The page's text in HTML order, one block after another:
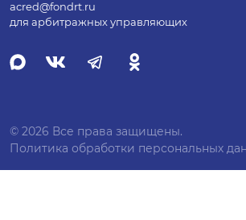
acred@fondrt.ru
для арбитражных управляющих
© 2026 Все права защищены.
Политика обработки персональных